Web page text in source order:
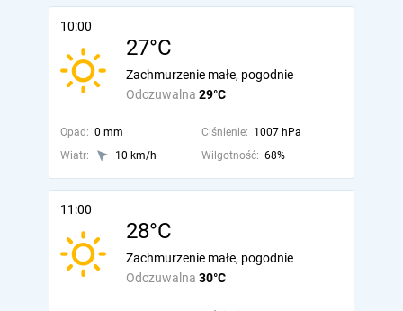
10:00
27°C
Odczuwalna 29°C
Zachmurzenie małe, pogodnie
Opad: 0 mm Ciśnienie: 1007 hPa
Wiatr:
10 km/h Wilgotność: 68%
11:00
28°C
Odczuwalna 30°C
Zachmurzenie małe, pogodnie